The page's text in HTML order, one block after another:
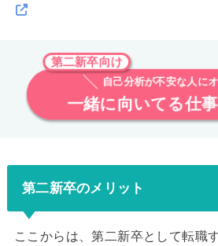
第二新卒向け
自己分析が不安な人に
一緒に向いてる仕
第二新卒のメリット
ここからは、第二新卒として転職